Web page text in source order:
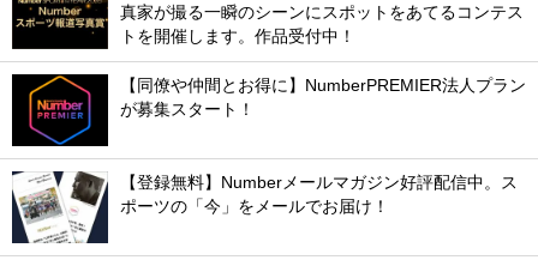
真家が撮る一瞬のシーンにスポットをあてるコンテス
トを開催します。作品受付中！
【同僚や仲間とお得に】NumberPREMIER法人プラン
が募集スタート！
【登録無料】Numberメールマガジン好評配信中。ス
ポーツの「今」をメールでお届け！